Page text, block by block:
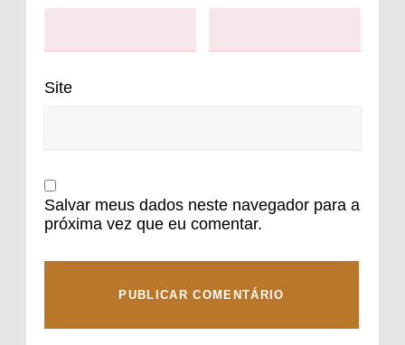
Site
Salvar meus dados neste navegador para a
próxima vez que eu comentar.